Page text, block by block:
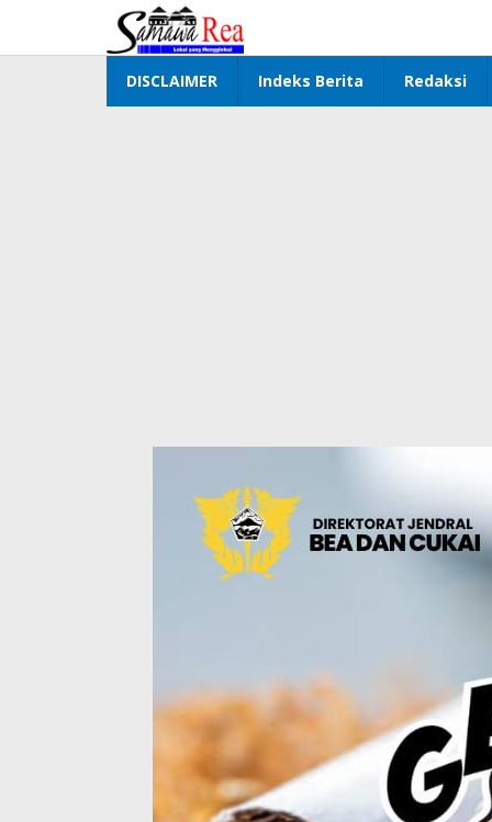
konten
DISCLAIMER Indeks Berita Redaksi